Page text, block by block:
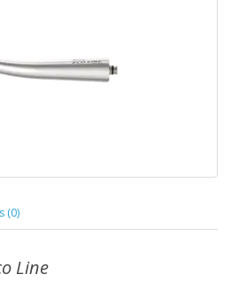
(0)
Line